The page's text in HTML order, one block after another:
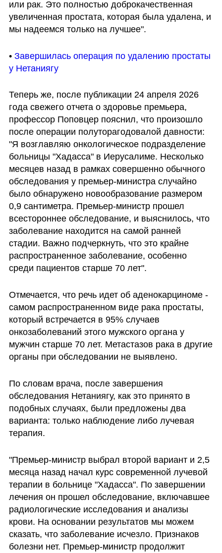
или рак. Это полностью доброкачественная
увеличенная простата, которая была удалена, и
мы надеемся только на лучшее".
• Завершилась операция по удалению простаты
у Нетаниягу
Теперь же, после публикации 24 апреля 2026
года свежего отчета о здоровье премьера,
профессор Поповцер пояснил, что произошло
после операции полуторагодовалой давности:
"Я возглавляю онкологическое подразделение
больницы "Хадасса" в Иерусалиме. Несколько
месяцев назад в рамках совершенно обычного
обследования у премьер-министра случайно
было обнаружено новообразование размером
0,9 сантиметра. Премьер-министр прошел
всестороннее обследование, и выяснилось, что
заболевание находится на самой ранней
стадии. Важно подчеркнуть, что это крайне
распространенное заболевание, особенно
среди пациентов старше 70 лет".
Отмечается, что речь идет об аденокарциноме -
самом распространенном виде рака простаты,
который встречается в 95% случаев
онкозаболеваний этого мужского органа у
мужчин старше 70 лет. Метастазов рака в другие
органы при обследовании не выявлено.
По словам врача, после завершения
обследования Нетаниягу, как это принято в
подобных случаях, были предложены два
варианта: только наблюдение либо лучевая
терапия.
"Премьер-министр выбрал второй вариант и 2,5
месяца назад начал курс современной лучевой
терапии в больнице "Хадасса". По завершении
лечения он прошел обследование, включавшее
радиологические исследования и анализы
крови. На основании результатов мы можем
сказать, что заболевание исчезло. Признаков
болезни нет. Премьер-министр продолжит